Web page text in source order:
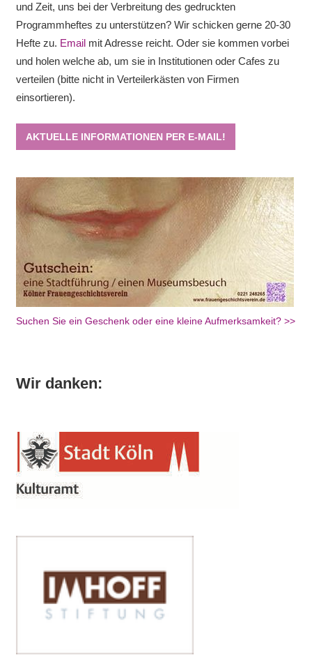
und Zeit, uns bei der Verbreitung des gedruckten
Programmheftes zu unterstützen? Wir schicken gerne 20-30
Hefte zu. Emailmit Adresse reicht. Oder sie kommen vorbei
und holen welche ab, um sie in Institutionen oder Cafes zu
verteilen (bitte nicht in Verteilerkästen von Firmen
einsortieren).
AKTUELLE INFORMATIONEN PER E-MAIL!
Suchen Sie ein Geschenk oder eine kleine Aufmerksamkeit? >>
Wir danken: